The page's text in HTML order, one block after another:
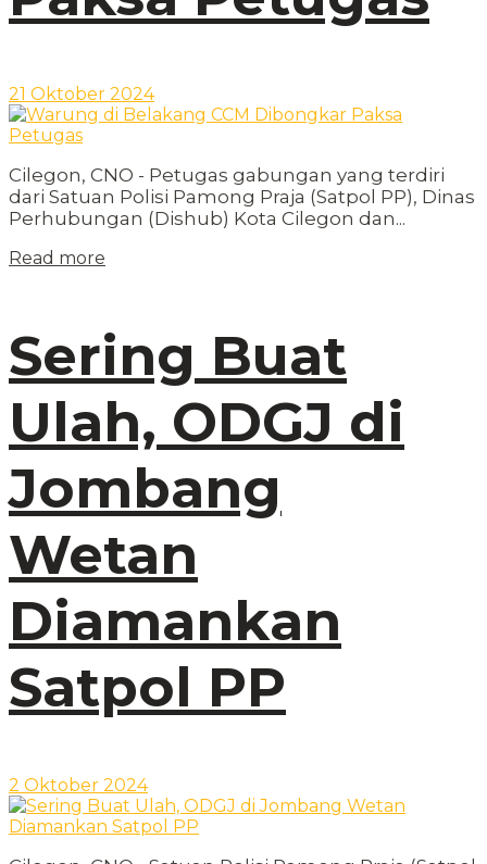
21 Oktober 2024
Cilegon, CNO - Petugas gabungan yang terdiri
dari Satuan Polisi Pamong Praja (Satpol PP), Dinas
Perhubungan (Dishub) Kota Cilegon dan...
Read more
Sering Buat
Ulah, ODGJ di
Jombang
Wetan
Diamankan
Satpol PP
2 Oktober 2024